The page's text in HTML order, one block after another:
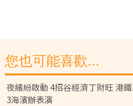
您也可能喜歡...
夜繽紛啟動 4招谷經濟丁財旺 港
3海濱辦表演